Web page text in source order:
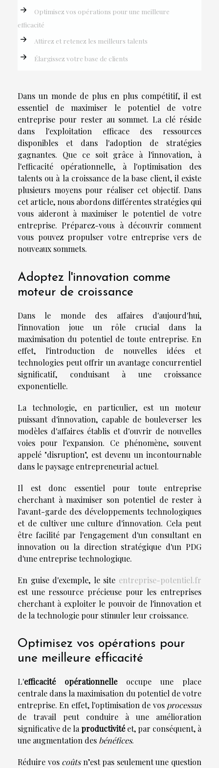
Optimisez vos opérations pour une meilleure
efficacité
Attirez et retenez les meilleurs talents
Élargissez votre base de clients
Dans un monde de plus en plus compétitif, il est
essentiel de maximiser le potentiel de votre
entreprise pour rester au sommet. La clé réside
dans l'exploitation efficace des ressources
disponibles et dans l'adoption de stratégies
gagnantes. Que ce soit grâce à l'innovation, à
l'efficacité opérationnelle, à l'optimisation des
talents ou à la croissance de la base client, il existe
plusieurs moyens pour réaliser cet objectif. Dans
cet article, nous abordons différentes stratégies qui
vous aideront à maximiser le potentiel de votre
entreprise. Préparez-vous à découvrir comment
vous pouvez propulser votre entreprise vers de
nouveaux sommets.
Adoptez l'innovation comme
moteur de croissance
Dans le monde des affaires d'aujourd'hui,
l'innovation joue un rôle crucial dans la
maximisation du potentiel de toute entreprise. En
effet, l'introduction de nouvelles idées et
technologies peut offrir un avantage concurrentiel
significatif, conduisant à une croissance
exponentielle.
La technologie, en particulier, est un moteur
puissant d'innovation, capable de bouleverser les
modèles d'affaires établis et d'ouvrir de nouvelles
voies pour l'expansion. Ce phénomène, souvent
appelé "disruption", est devenu un incontournable
dans le paysage entrepreneurial actuel.
Il est donc essentiel pour toute entreprise
cherchant à maximiser son potentiel de rester à
l'avant-garde des développements technologiques
et de cultiver une culture d'innovation. Cela peut
être facilité par l'engagement d'un consultant en
innovation ou la direction stratégique d'un PDG
d'une entreprise technologique.
En guise d'exemple, le site entreprise-potentiel.fr
est une ressource précieuse pour les entreprises
cherchant à exploiter le pouvoir de l'innovation et
de la technologie pour stimuler leur croissance.
Optimisez vos opérations pour
une meilleure efficacité
L'efficacité opérationnelleoccupe une place
centrale dans la maximisation du potentiel de votre
entreprise. En effet, l'optimisation de vos processus
de travail peut conduire à une amélioration
significative de laproductivitéet, par conséquent, à
une augmentation des bénéfices.
Réduire vos coûtsn’est pas seulement une question